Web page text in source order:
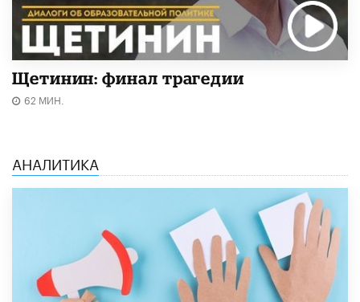
Щетинин: финал трагедии
62 МИН.
АНАЛИТИКА